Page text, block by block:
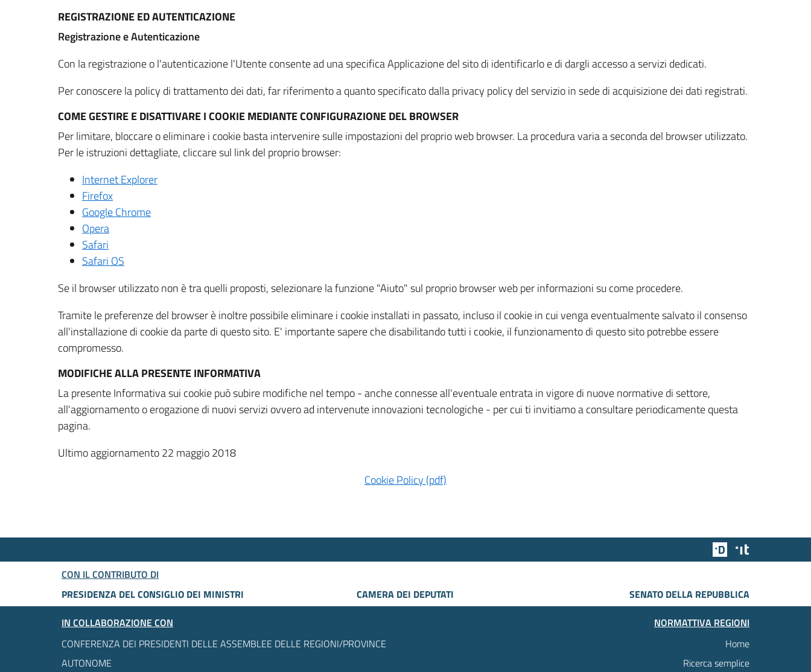
REGISTRAZIONE ED AUTENTICAZIONE
Registrazione e Autenticazione
Con la registrazione o l'autenticazione l'Utente consente ad una specifica Applicazione del sito di identificarlo e di dargli accesso a servizi dedicati.
Per conoscere la policy di trattamento dei dati, far riferimento a quanto specificato dalla privacy policy del servizio in sede di acquisizione dei dati registrati.
COME GESTIRE E DISATTIVARE I COOKIE MEDIANTE CONFIGURAZIONE DEL BROWSER
Per limitare, bloccare o eliminare i cookie basta intervenire sulle impostazioni del proprio web browser. La procedura varia a seconda del browser utilizzato.
Per le istruzioni dettagliate, cliccare sul link del proprio browser:
Internet Explorer
Firefox
Google Chrome
Opera
Safari
Safari OS
Se il browser utilizzato non è tra quelli proposti, selezionare la funzione "Aiuto" sul proprio browser web per informazioni su come procedere.
Tramite le preferenze del browser è inoltre possibile eliminare i cookie installati in passato, incluso il cookie in cui venga eventualmente salvato il consenso
all'installazione di cookie da parte di questo sito. E' importante sapere che disabilitando tutti i cookie, il funzionamento di questo sito potrebbe essere
compromesso.
MODIFICHE ALLA PRESENTE INFORMATIVA
La presente Informativa sui cookie può subire modifiche nel tempo - anche connesse all'eventuale entrata in vigore di nuove normative di settore,
all'aggiornamento o erogazione di nuovi servizi ovvero ad intervenute innovazioni tecnologiche - per cui ti invitiamo a consultare periodicamente questa
pagina.
Ultimo aggiornamento 22 maggio 2018
Cookie Policy (pdf)
Team Digitale
CON IL CONTRIBUTO DI
PRESIDENZA DEL CONSIGLIO DEI MINISTRI
CAMERA DEI DEPUTATI
SENATO DELLA REPUBBLICA
IN COLLABORAZIONE CON
CONFERENZA DEI PRESIDENTI DELLE ASSEMBLEE DELLE REGIONI/PROVINCE
AUTONOME
NORMATTIVA REGIONI
Home
Ricerca semplice